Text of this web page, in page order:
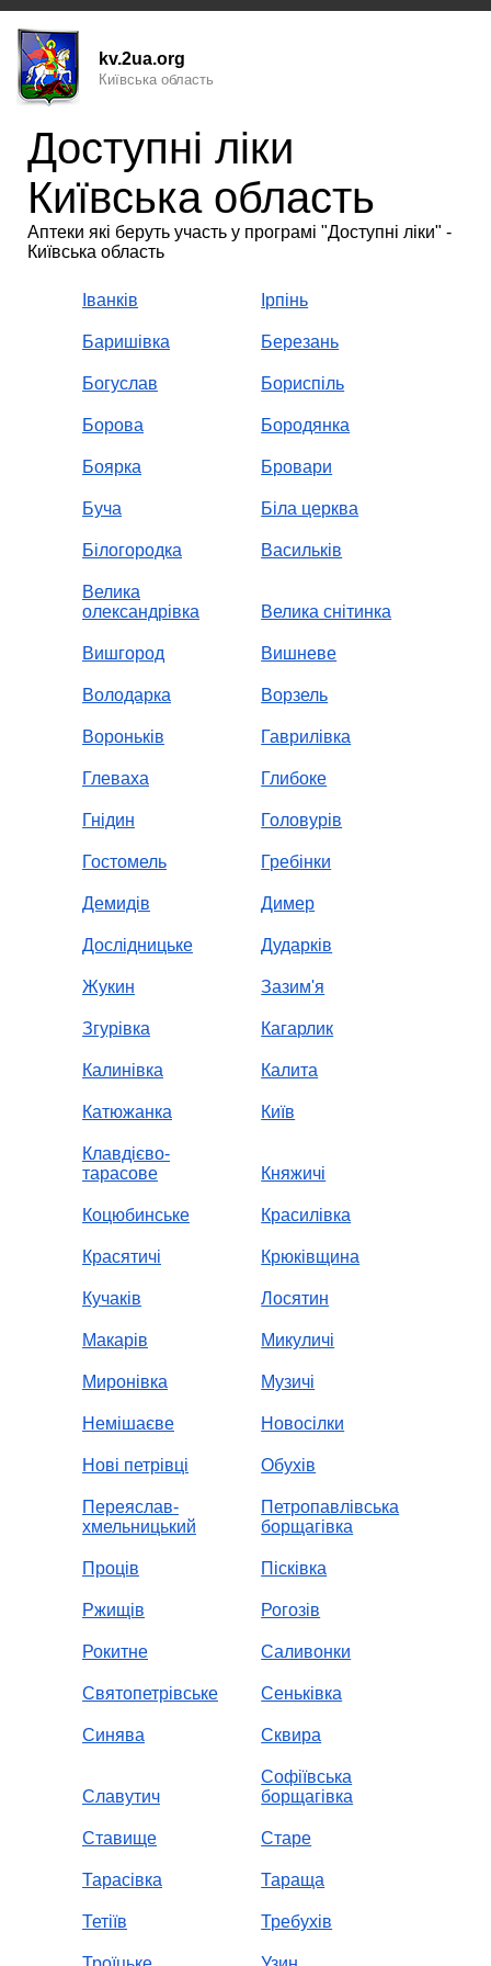
kv.2ua.org
Київська область
Доступні ліки
Київська область
Аптеки які беруть участь у програмі "Доступні ліки" -
Київська область
Іванків Ірпінь
Баришівка Березань
Богуслав Бориспіль
Борова Бородянка
Боярка Бровари
Буча Біла церква
Білогородка Васильків
Велика
олександрівка
Велика снітинка
Вишгород Вишневе
Володарка Ворзель
Вороньків Гаврилівка
Глеваха Глибоке
Гнідин Головурів
Гостомель Гребінки
Демидів Димер
Дослідницьке Дударків
Жукин Зазим'я
Згурівка Кагарлик
Калинівка Калита
Катюжанка Київ
Клавдієво-
тарасове
Княжичі
Коцюбинське Красилівка
Красятичі Крюківщина
Кучаків Лосятин
Макарів Микуличі
Миронівка Музичі
Немішаєве Новосілки
Нові петрівці Обухів
Переяслав-
хмельницький
Петропавлівська
борщагівка
Проців Пісківка
Ржищів Рогозів
Рокитне Саливонки
Святопетрівське Сеньківка
Синява Сквира
Славутич
Софіївська
борщагівка
Ставище Старе
Тарасівка Тараща
Тетіїв Требухів